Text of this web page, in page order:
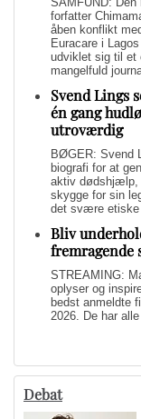
forfatter
åben konflikt
Euracare i
udviklet sig til et
mangelfuld
Svend Lings
én gang
utroværdig
BØGER: Svend
biografi for at
aktiv dødshjælp,
skygge for sin
det svære etiske
Bliv
fremragende
STREAMING:
oplyser og
bedst anmeldte
2026. De har
Debat